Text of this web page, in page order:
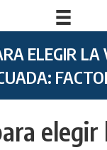
ELEGIR
elegir